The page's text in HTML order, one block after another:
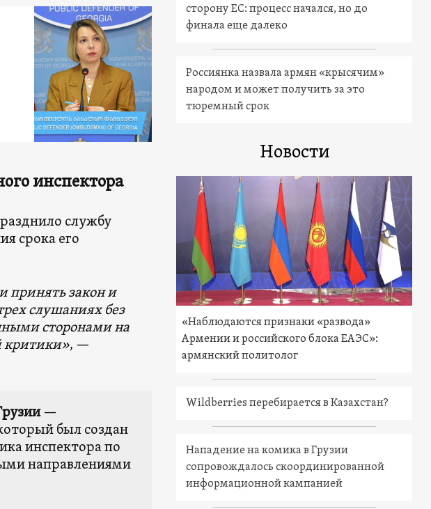
инспектора
службу
срока его
принять закон и
слушаниях без
сторонами на
критики», —
—
был создан
инспектора по
направлениями
сторону ЕС: процесс начался, но до
финала еще далеко
Россиянка назвала армян «крысячим»
народом и может получить за это
тюремный срок
Новости
«Наблюдаются признаки «развода»
Армении и российского блока ЕАЭС»:
армянский политолог
Wildberries перебирается в Казахстан?
Нападение на комика в Грузии
сопровождалось скоординированной
информационной кампанией